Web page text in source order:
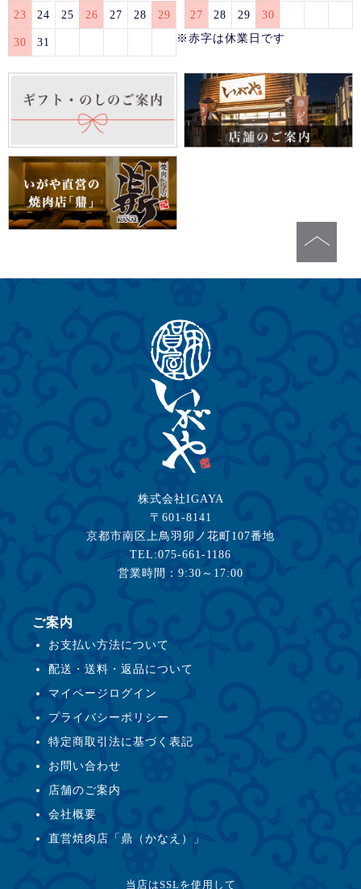
23 24 25 26 27 28 29
30 31
27 28 29
30
※赤字は休業日です
株式会社IGAYA
〒601-8141
京都市南区上鳥羽卯ノ花町107番地
TEL:075-661-1186
営業時間：9:30～17:00
ご案内
お支払い方法について
配送・送料・返品について
マイページログイン
プライバシーポリシー
特定商取引法に基づく表記
お問い合わせ
店舗のご案内
会社概要
直営焼肉店「鼎（かなえ）」
当店はSSLを使用して